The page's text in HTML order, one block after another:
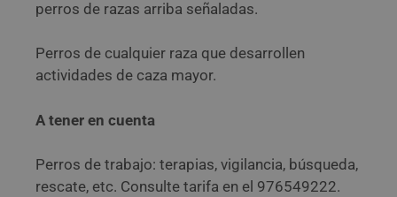
perros de razas arriba señaladas.
Perros de cualquier raza que desarrollen
actividades de caza mayor.
A tener en cuenta
Perros de trabajo: terapias, vigilancia, búsqueda,
rescate, etc. Consulte tarifa en el 976549222.